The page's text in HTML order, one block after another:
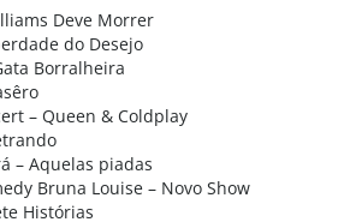
Deve Morrer
do Desejo
Borralheira
– Queen & Coldplay
– Aquelas piadas
Bruna Louise – Novo Show
Histórias